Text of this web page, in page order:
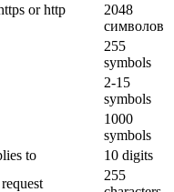
or http
2048
символов
255
symbols
2-15
symbols
1000
symbols
to
10 digits
255